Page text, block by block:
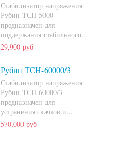
Стабилизатор напряжения
Рубин ТСН-5000
предназначен для
поддержания стабильного...
29,900 руб
Рубин ТСН-60000/3
Стабилизатор напряжения
Рубин ТСН-60000/3
предназначен для
устранения скачков и...
570,000 руб